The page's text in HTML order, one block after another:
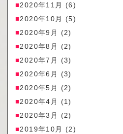
2020年11月
(6)
2020年10月
(5)
2020年9月
(2)
2020年8月
(2)
2020年7月
(3)
2020年6月
(3)
2020年5月
(2)
2020年4月
(1)
2020年3月
(2)
2019年10月
(2)